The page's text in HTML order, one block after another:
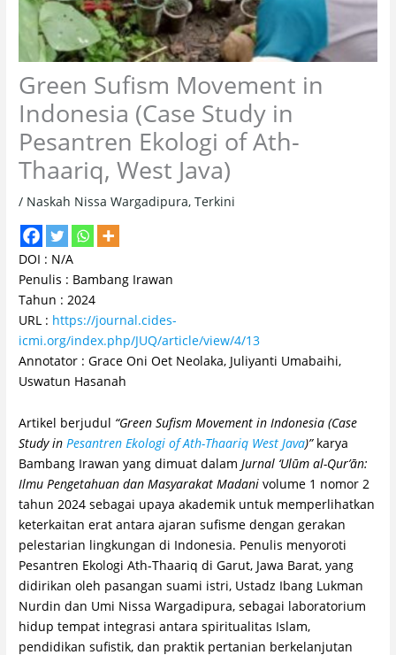
Green Sufism Movement in
Indonesia (Case Study in
Pesantren Ekologi of Ath-
Thaariq, West Java)
/ Naskah Nissa Wargadipura,Terkini
DOI : N/A
Penulis : Bambang Irawan
Tahun : 2024
URL : https://journal.cides-
icmi.org/index.php/JUQ/article/view/4/13
Annotator : Grace Oni Oet Neolaka, Juliyanti Umabaihi,
Uswatun Hasanah
Artikel berjudul “Green Sufism Movement in Indonesia (Case
Study in Pesantren Ekologi of Ath-Thaariq West Java)”karya
Bambang Irawan yang dimuat dalam Jurnal ‘Ulūm al-Qur’ān:
Ilmu Pengetahuan dan Masyarakat Madani volume 1 nomor 2
tahun 2024 sebagai upaya akademik untuk memperlihatkan
keterkaitan erat antara ajaran sufisme dengan gerakan
pelestarian lingkungan di Indonesia. Penulis menyoroti
Pesantren Ekologi Ath-Thaariq di Garut, Jawa Barat, yang
didirikan oleh pasangan suami istri, Ustadz Ibang Lukman
Nurdin dan Umi Nissa Wargadipura, sebagai laboratorium
hidup tempat integrasi antara spiritualitas Islam,
pendidikan sufistik, dan praktik pertanian berkelanjutan